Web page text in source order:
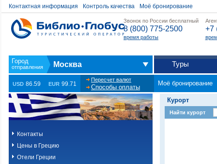
Контактная информация Контроль качества Моё бронирование
Звонок по России бесплатный
8 (800) 775-2500
время работы
+7
Москва Туры
USD 86.59 EUR 99.71
Пересчет валют
Способы оплаты
Моё бронирование
Контакты
Цены в Грецию
Отели Греции
Курорт
Найти курорт